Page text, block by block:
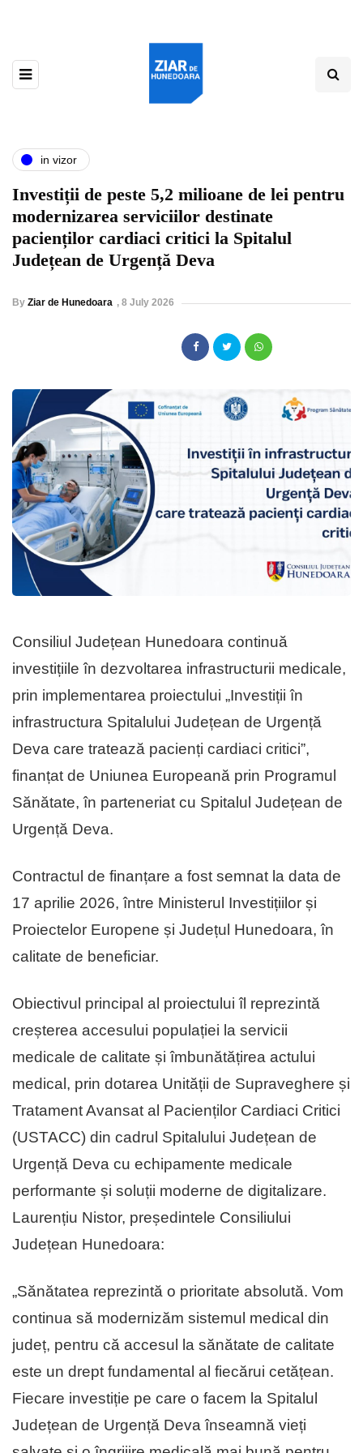
in vizor
Investiții de peste 5,2 milioane de lei pentru
modernizarea serviciilor destinate
pacienților cardiaci critici la Spitalul
Județean de Urgență Deva
By Ziar de Hunedoara , 8 July 2026
Consiliul Județean Hunedoara continuă
investițiile în dezvoltarea infrastructurii medicale,
prin implementarea proiectului „Investiții în
infrastructura Spitalului Județean de Urgență
Deva care tratează pacienți cardiaci critici”,
finanțat de Uniunea Europeană prin Programul
Sănătate, în parteneriat cu Spitalul Județean de
Urgență Deva.
Contractul de finanțare a fost semnat la data de
17 aprilie 2026, între Ministerul Investițiilor și
Proiectelor Europene și Județul Hunedoara, în
calitate de beneficiar.
Obiectivul principal al proiectului îl reprezintă
creșterea accesului populației la servicii
medicale de calitate și îmbunătățirea actului
medical, prin dotarea Unității de Supraveghere și
Tratament Avansat al Pacienților Cardiaci Critici
(USTACC) din cadrul Spitalului Județean de
Urgență Deva cu echipamente medicale
performante și soluții moderne de digitalizare.
Laurențiu Nistor, președintele Consiliului
Județean Hunedoara:
„Sănătatea reprezintă o prioritate absolută. Vom
continua să modernizăm sistemul medical din
județ, pentru că accesul la sănătate de calitate
este un drept fundamental al fiecărui cetățean.
Fiecare investiție pe care o facem la Spitalul
Județean de Urgență Deva înseamnă vieți